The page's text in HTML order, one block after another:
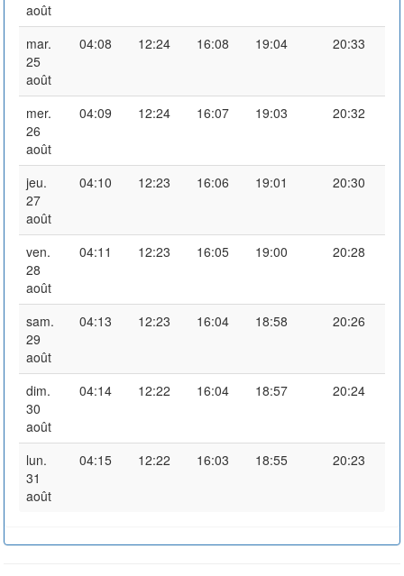
août
mar.
25
août
04:08 12:24 16:08 19:04 20:33
mer.
26
août
04:09 12:24 16:07 19:03 20:32
jeu.
27
août
04:10 12:23 16:06 19:01 20:30
ven.
28
août
04:11 12:23 16:05 19:00 20:28
sam.
29
août
04:13 12:23 16:04 18:58 20:26
dim.
30
août
04:14 12:22 16:04 18:57 20:24
lun.
31
août
04:15 12:22 16:03 18:55 20:23